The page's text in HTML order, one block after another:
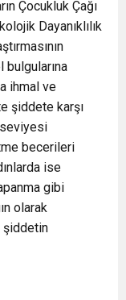
Çocukluk Çağı
Dayanıklılık
bulgularına
ihmal ve
şiddete karşı
becerileri
ise
gibi
olarak
şiddetin